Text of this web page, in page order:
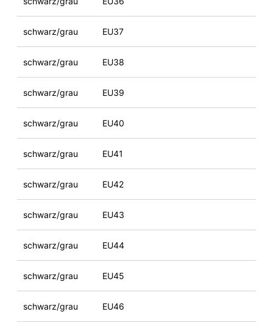
schwarz/grau EU37
schwarz/grau EU38
schwarz/grau EU39
schwarz/grau EU40
schwarz/grau EU41
schwarz/grau EU42
schwarz/grau EU43
schwarz/grau EU44
schwarz/grau EU45
schwarz/grau EU46